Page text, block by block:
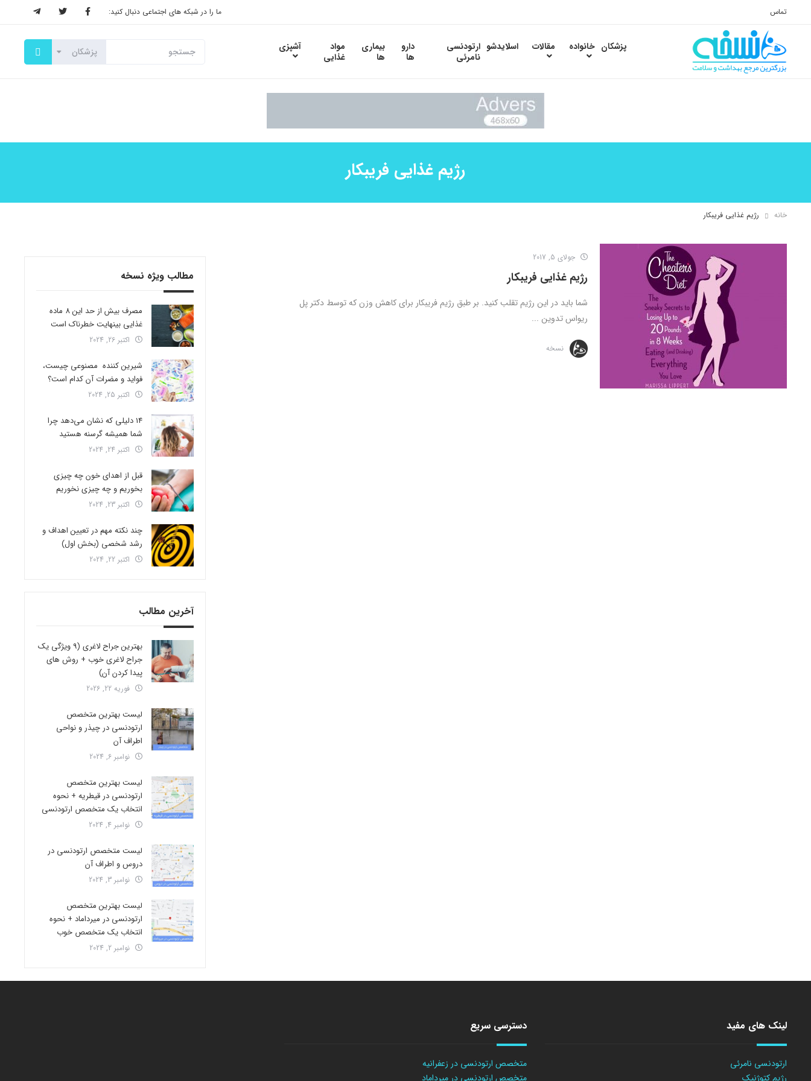
تماس ما را در شبکه های اجتماعی دنبال کنید:
پزشکان خانواده مقالات اسلایدشو ارتودنسی
نامرئی
دارو
ها
بیماری
ها
مواد
غذایی
آشپزی
رژیم غذایی فریبکار
خانه رژیم غذایی فریبکار
جولای 5, 2017
رژیم غذایی فریبکار
شما باید در این رژیم تقلب کنید. بر طبق رژیم فریبکار برای کاهش وزن که توسط دکتر پل
ریواس تدوین ...
نسخه
مطالب ویژه نسخه
مصرف بیش از حد این 8 ماده
غذایی بینهایت خطرناک است
اکتبر 26, 2024
شیرین کننده مصنوعی چیست،
فواید و مضرات آن کدام است؟
اکتبر 25, 2024
14 دلیلی که نشان می‌دهد چرا
شما همیشه گرسنه هستید
اکتبر 24, 2024
قبل از اهدای خون چه چیزی
بخوریم و چه چیزی نخوریم
اکتبر 23, 2024
چند نکته مهم در تعیین اهداف و
رشد شخصی (بخش اول)
اکتبر 22, 2024
آخرین مطالب
بهترین جراح لاغری (9 ویژگی یک
جراح لاغری خوب + روش های
پیدا کردن آن)
فوریه 22, 2026
لیست بهترین متخصص
ارتودنسی در چیذر و نواحی
اطراف آن
نوامبر 6, 2024
لیست بهترین متخصص
ارتودنسی در قیطریه + نحوه
انتخاب یک متخصص ارتودنسی
نوامبر 4, 2024
لیست متخصص ارتودنسی در
دروس و اطراف آن
نوامبر 3, 2024
لیست بهترین متخصص
ارتودنسی در میرداماد + نحوه
انتخاب یک متخصص خوب
نوامبر 2, 2024
لینک های مفید
ارتودنسی نامرئی
رژیم کتوژنیک
دسترسی سریع
متخصص ارتودنسی در زعفرانیه
متخصص ارتودنسی در میرداماد